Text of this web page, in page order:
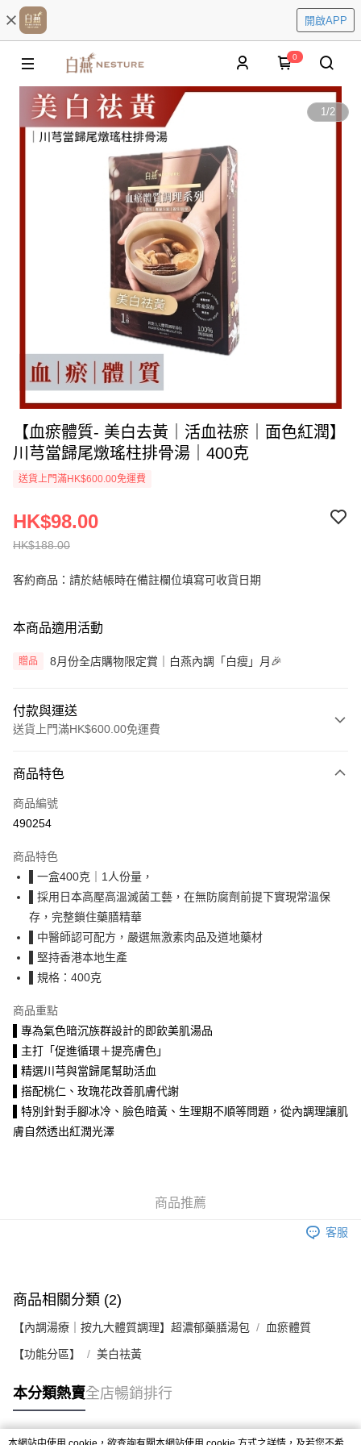
開啟APP
0
1/2
【血瘀體質- 美白去黃｜活血祛瘀｜面色紅潤】
川芎當歸尾燉瑤柱排骨湯｜400克
送貨上門滿HK$600.00免運費
HK$188.00
HK$98.00
客約商品：請於結帳時在備註欄位填寫可收貨日期
本商品適用活動
贈品 8月份全店購物限定賞｜白燕內調「白瘦」月🎉
付款與運送
送貨上門滿HK$600.00免運費
信用卡
Apple Pay
AlipayHK
WeChat Pay
其他轉帳方式
相關說明
客人可選擇銀行轉賬、轉數快、PayMe轉賬 注意事項： 1. 請檢查資料是否
填寫正確，錯誤資料將導致閣下無法成功付款 2. 轉帳完成請把收據
的訂單。
順豐速遞｜寄出日起計派送需時1～2個工作天｜建議下載順豐官方
App以查詢物流進度
每筆HK$43.00，滿HK$600.00或以上免運費
付款後客服預約｜門市自取(下單後客服 WhatsApp 傳送預約連結｜
以連結顯示日期及時間為準)
免運費
商品特色
商品編號
490254
商品特色
▌一盒400克｜1人份量，
▌採用日本高壓高溫滅菌工藝，在無防腐劑前提下實現常溫保
存，完整鎖住藥膳精華
▌中醫師認可配方，嚴選無激素肉品及道地藥材
▌堅持香港本地生產
▌規格：400克
商品重點
▌專為氣色暗沉族群設計的即飲美肌湯品
▌主打「促進循環＋提亮膚色」
▌精選川芎與當歸尾幫助活血
▌搭配桃仁、玫瑰花改善肌膚代謝
▌特別針對手腳冰冷、臉色暗黃、生理期不順等問題，從內調理讓肌
膚自然透出紅潤光澤
商品推薦
客服
商品相關分類 (2)
【內調湯療｜按九大體質調理】超濃郁藥膳湯包 血瘀體質
【功能分區】 美白祛黃
本分類熱賣全店暢銷排行